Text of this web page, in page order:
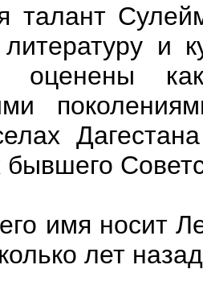
и
оценены
бывшего
имя носит
лет